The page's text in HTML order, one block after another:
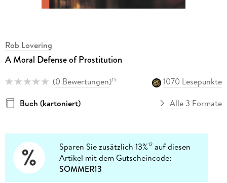
Rob Lovering
A Moral Defense of Prostitution
(0 Bewertungen)15
1070 Lesepunkte
Buch (kartoniert)
Alle 3 Formate
Sparen Sie zusätzlich 13%12 auf diesen
Artikel mit dem Gutscheincode:
SOMMER13